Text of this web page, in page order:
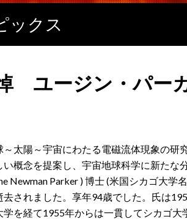
ックス
ユージン・パー
太陽～宇宙にわたる電磁流体現象の研
い概念を提案し、宇宙地球科学に新た
Newman Parker ) 博士 (米国シカゴ大
去されました。享年94歳でした。氏は
学を経て1955年からは一貫してシカゴ